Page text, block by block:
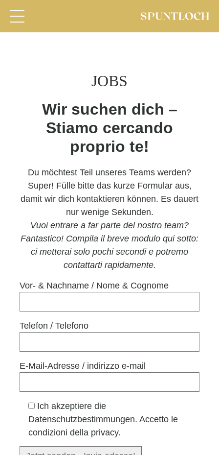
JOBS
Wir suchen dich –
Stiamo cercando
proprio te!
Du möchtest Teil unseres Teams werden?
Super! Fülle bitte das kurze Formular aus,
damit wir dich kontaktieren können. Es dauert
nur wenige Sekunden.
Vuoi entrare a far parte del nostro team?
Fantastico! Compila il breve modulo qui sotto:
ci metterai solo pochi secondi e potremo
contattarti rapidamente.
Vor- & Nachname / Nome & Cognome
Telefon / Telefono
E-Mail-Adresse / indirizzo e-mail
Ich akzeptiere die
Datenschutzbestimmungen. Accetto le
condizioni della privacy.